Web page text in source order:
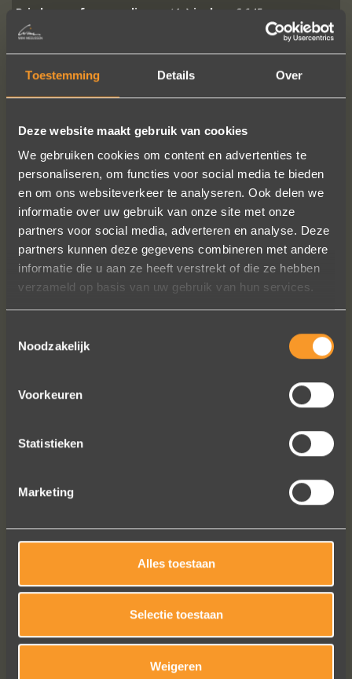
Toestemming Details Over
Deze website maakt gebruik van cookies
We gebruiken cookies om content en advertenties te
personaliseren, om functies voor social media te bieden
en om ons websiteverkeer te analyseren. Ook delen we
informatie over uw gebruik van onze site met onze
partners voor social media, adverteren en analyse. Deze
partners kunnen deze gegevens combineren met andere
informatie die u aan ze heeft verstrekt of die ze hebben
verzameld op basis van uw gebruik van hun services.
Noodzakelijk
Voorkeuren
Statistieken
Marketing
Alles toestaan
Selectie toestaan
Weigeren
Prix bague femme, diamant(s) inclus : € 645,-
PLUS D'INFO COMMANDER?
SUIVEZ-NOUS SUR LES MÉDIAS SOCIAUX
Heel blij met onze trouwringen! Ruime